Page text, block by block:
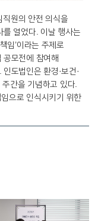
직원의 안전 의식을
를 열었다. 이날 행사는
임’이라는 주제로
공모전에 참여해
도법인은 환경·보건·
간을 기념하고 있다.
으로 인식시키기 위한